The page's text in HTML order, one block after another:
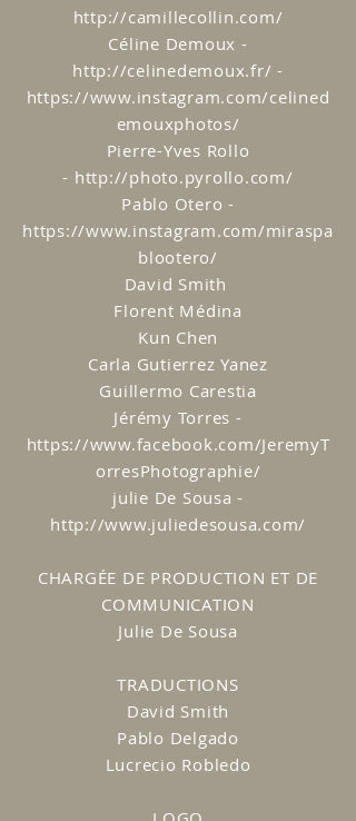
http://camillecollin.com/
Céline Demoux -
http://celinedemoux.fr/ -
https://www.instagram.com/celined
emouxphotos/
Pierre-Yves Rollo
- http://photo.pyrollo.com/
Pablo Otero -
https://www.instagram.com/miraspa
blootero/
David Smith
Florent Médina
Kun Chen
Carla Gutierrez Yanez
Guillermo Carestia
Jérémy Torres -
https://www.facebook.com/JeremyT
orresPhotographie/
julie De Sousa -
http://www.juliedesousa.com/
CHARGÉE DE PRODUCTION ET DE
COMMUNICATION
Julie De Sousa
TRADUCTIONS
David Smith
Pablo Delgado
Lucrecio Robledo